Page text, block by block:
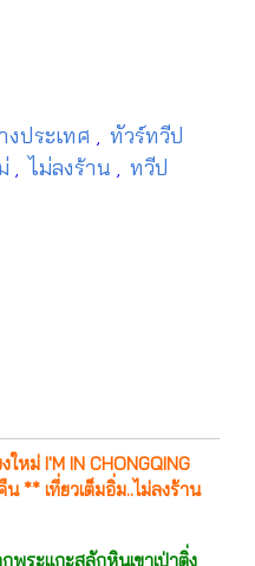
ประเทศ , ทัวร์ทวีป
, ไม่ลงร้าน , ทวีป
ใหม่ I'M IN CHONGQING
** เที่ยวเต็มอิ่ม..ไม่ลงร้าน
พระแกะสลักหินเขาเป่าติ่ง